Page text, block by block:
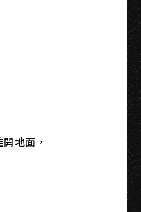
地面，